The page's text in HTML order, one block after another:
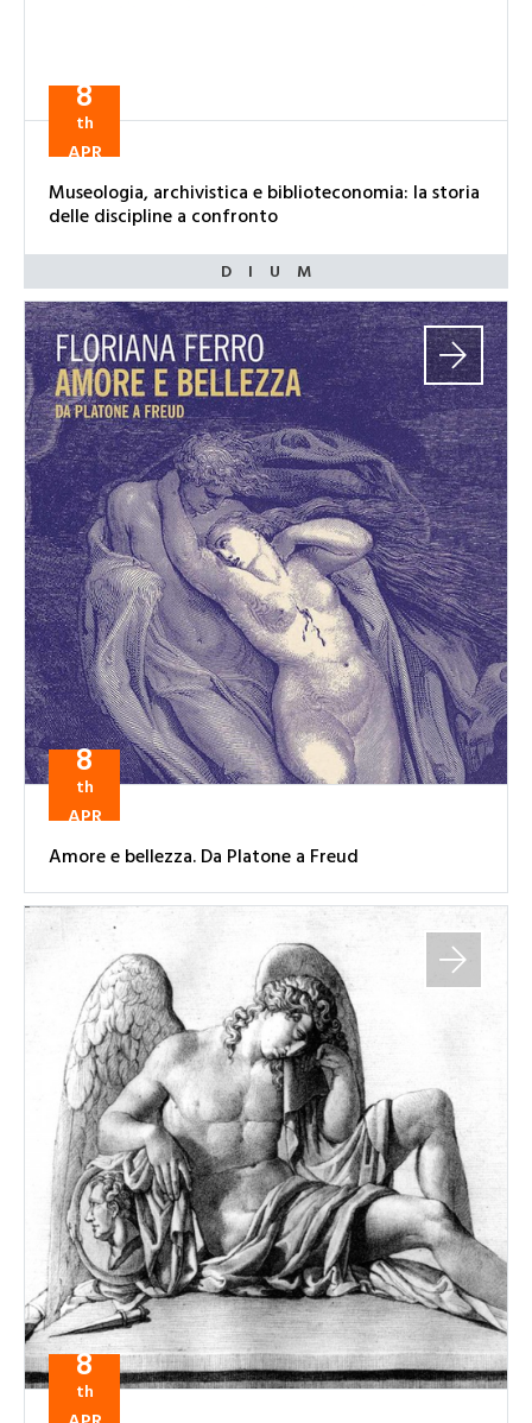
8
th
APR
Museologia, archivistica e biblioteconomia: la storia
delle discipline a confronto
8
th
APR
Amore e bellezza. Da Platone a Freud
8
th